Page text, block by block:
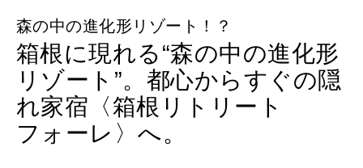
算命学がわかる今月のあなた
LEARN
知る、考える
MAMA
森の中の進化形リゾート！？
箱根に現れる“森の中の進化形
リゾート”。都心からすぐの隠
れ家宿〈箱根リトリート
フォーレ〉へ。